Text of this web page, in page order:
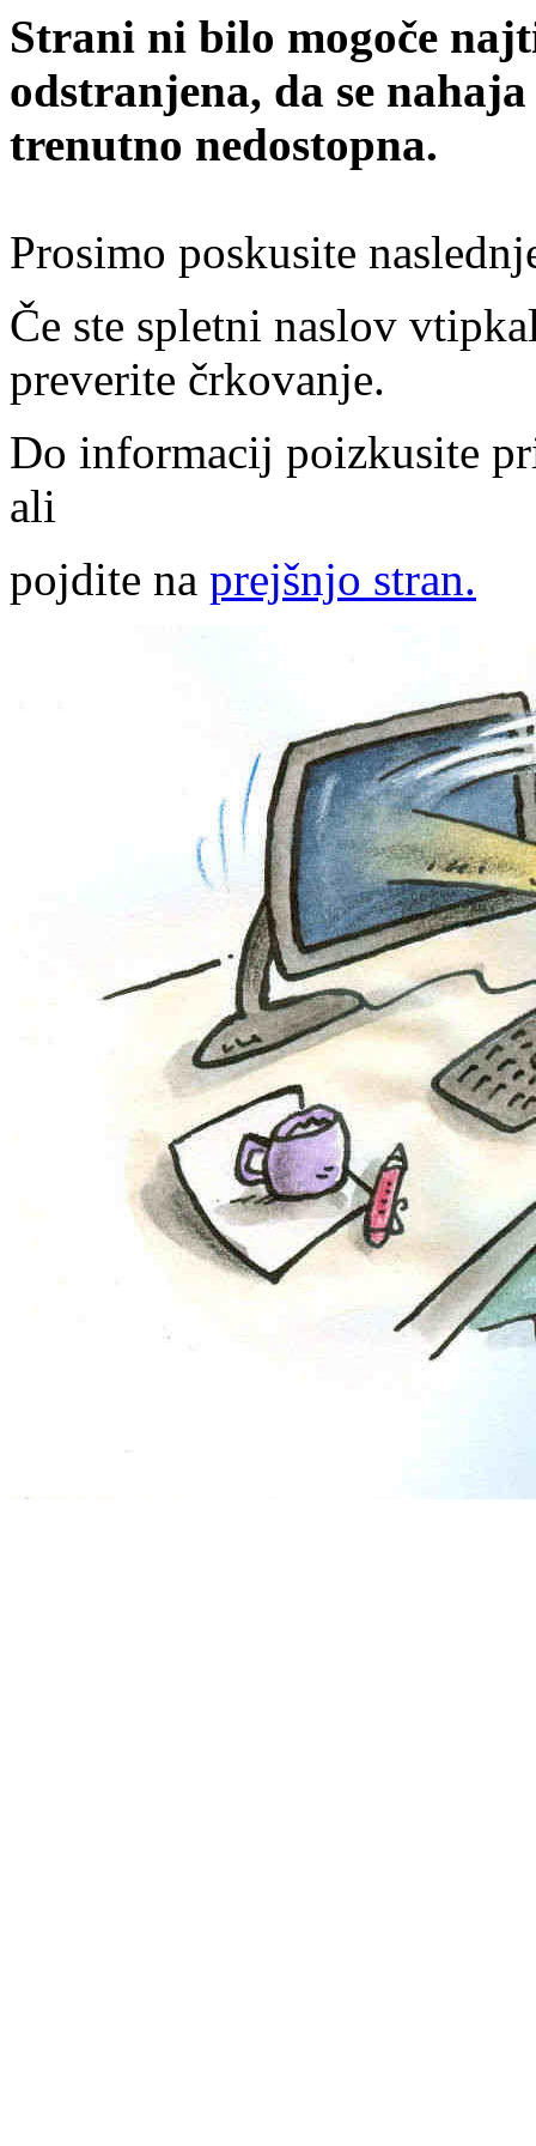
Strani ni bilo mogoče
odstranjena, da se
trenutno nedostopna.
Prosimo poskusite
Če ste spletni naslov
preverite črkovanje.
Do informacij poizkusite
ali
pojdite na prejšnjo stran.